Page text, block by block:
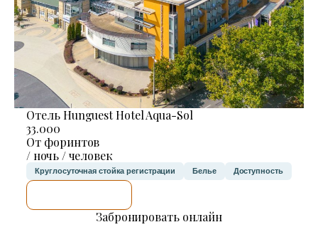
Отель Hunguest Hotel Aqua-Sol
33.000
От форинтов
/ ночь / человек
Круглосуточная стойка регистрации Белье Доступность
Забронировать онлайн